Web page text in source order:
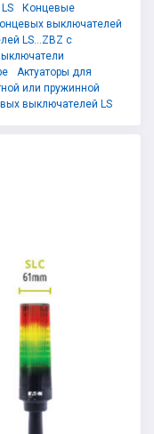
Концевые
выключателей
LS...ZBZ с
Актуаторы для
или пружинной
выключателей LS